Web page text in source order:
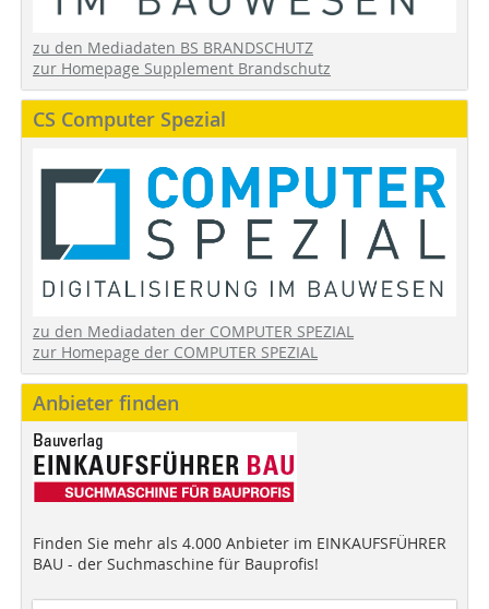
zu den Mediadaten BS BRANDSCHUTZ
zur Homepage Supplement Brandschutz
CS Computer Spezial
zu den Mediadaten der COMPUTER SPEZIAL
zur Homepage der COMPUTER SPEZIAL
Anbieter finden
Finden Sie mehr als 4.000 Anbieter im EINKAUFSFÜHRER
BAU - der Suchmaschine für Bauprofis!